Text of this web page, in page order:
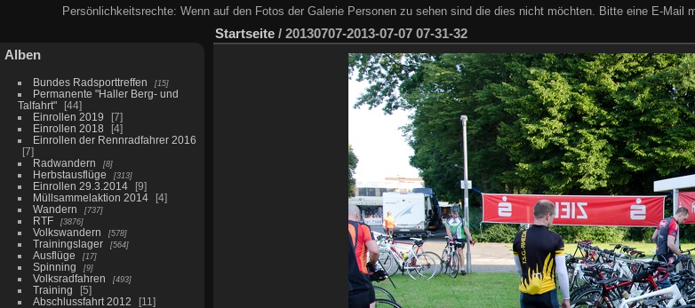
Persönlichkeitsrechte: Wenn auf den Fotos der Galerie Personen zu sehen sind die dies nicht möchten. Bitte eine E-Mail
Alben
Bundes Radsporttreffen 15
Permanente "Haller Berg- und
Talfahrt"
44
Einrollen 2019
7
Einrollen 2018
4
Einrollen der Rennradfahrer 2016
7
Radwandern
8
Herbstausflüge 313
Einrollen 29.3.2014
9
Müllsammelaktion 2014
4
Wandern
737
RTF 3876
Volkswandern 578
Trainingslager 564
Ausflüge 17
Spinning 9
Volksradfahren 493
Training
5
Abschlussfahrt 2012
11
Startseite / 20130707-2013-07-07 07-31-32